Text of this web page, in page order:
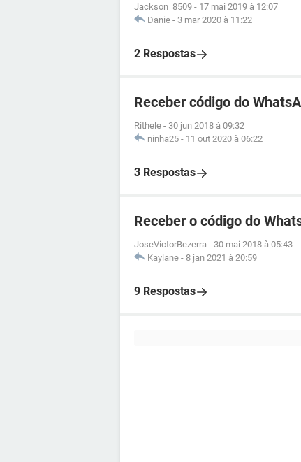
Jackson_8509 - 17 mai 2019 à 12:07
Danie - 3 mar 2020 à 11:22
2 Respostas
Receber código do
Rithele - 30 jun 2018 à 09:32
ninha25 - 11 out 2020 à 06:22
3 Respostas
Receber o código do
JoseVictorBezerra - 30 mai 2018 à 05:43
Kaylane - 8 jan 2021 à 20:59
9 Respostas